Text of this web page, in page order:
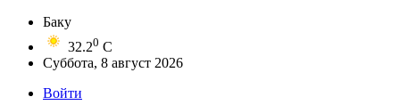
Баку
32.20 C
Суббота, 8 август 2026
Войти